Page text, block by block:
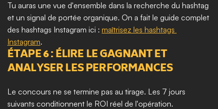
Tu auras une vue d'ensemble dans la recherche du hashtag
et un signal de portée organique. On a fait le guide complet
des hashtags Instagram ici : maîtrisez les hashtags
Instagram.
ÉTAPE 6 : ÉLIRE LE GAGNANT ET
ANALYSER LES PERFORMANCES
Le concours ne se termine pas au tirage. Les 7 jours
suivants conditionnent le ROI réel de l'opération.